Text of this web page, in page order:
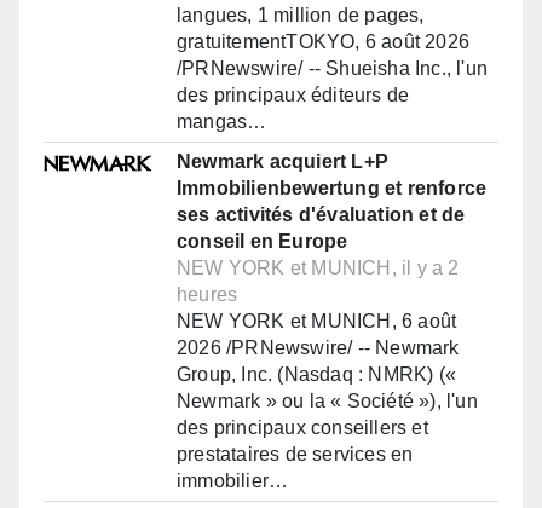
langues, 1 million de pages,
gratuitementTOKYO, 6 août 2026
/PRNewswire/ -- Shueisha Inc., l'un
des principaux éditeurs de
mangas…
Newmark acquiert L+P
Immobilienbewertung et renforce
ses activités d'évaluation et de
conseil en Europe
NEW YORK et MUNICH, il y a 2
heures
NEW YORK et MUNICH, 6 août
2026 /PRNewswire/ -- Newmark
Group, Inc. (Nasdaq : NMRK) («
Newmark » ou la « Société »), l'un
des principaux conseillers et
prestataires de services en
immobilier…